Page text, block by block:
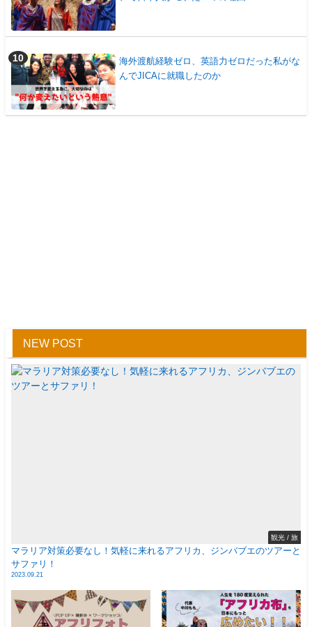
海外渡航経験ゼロ、英語力ゼロだった私がな
んでJICAに就職したのか
NEW POST
観光 / 旅
マラリア対策必要なし！気軽に来れるアフリカ、ジンバブエのツアーと
サファリ！
2023.09.21